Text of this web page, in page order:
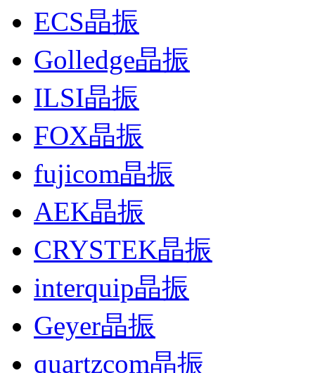
ECS晶振
Golledge晶振
ILSI晶振
FOX晶振
fujicom晶振
AEK晶振
CRYSTEK晶振
interquip晶振
Geyer晶振
quartzcom晶振